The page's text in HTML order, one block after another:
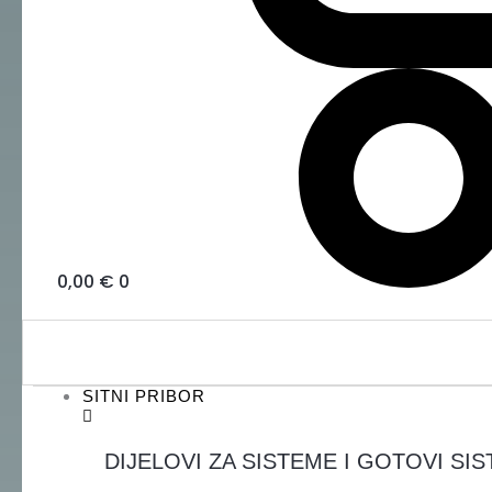
0,00 € 0
SITNI PRIBOR
DIJELOVI ZA SISTEME I GOTOVI